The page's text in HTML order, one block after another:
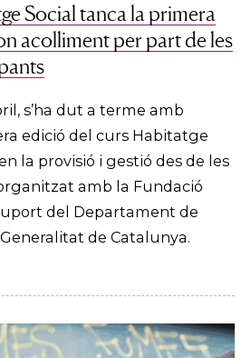
Social tanca la primera
acolliment per part de les
s’ha dut a terme amb
edició del curs Habitatge
la provisió i gestió des de les
amb la Fundació
del Departament de
de Catalunya.